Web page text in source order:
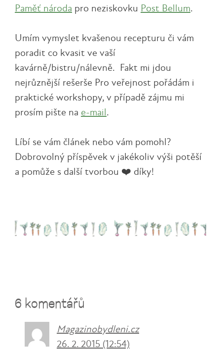
Paměť národa pro neziskovku Post Bellum.
Umím vymyslet kvašenou recepturu či vám
poradit co kvasit ve vaší
kavárně/bistru/nálevně. Fakt mi jdou
nejrůznější rešerše Pro veřejnost pořádám i
praktické workshopy, v případě zájmu mi
prosím pište na e-mail.
Líbí se vám článek nebo vám pomohl?
Dobrovolný příspěvek v jakékoliv výši potěší
a pomůže s další tvorbou ❤️ díky!
6 komentářů
Magazinobydleni.cz
26. 2. 2015 (12:54)